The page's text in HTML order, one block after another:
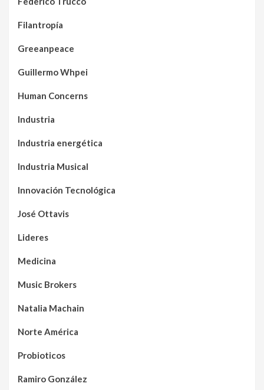
Filantropía
Greeanpeace
Guillermo Whpei
Human Concerns
Industria
Industria energética
Industria Musical
Innovación Tecnológica
José Ottavis
Lideres
Medicina
Music Brokers
Natalia Machain
Norte América
Probioticos
Ramiro González